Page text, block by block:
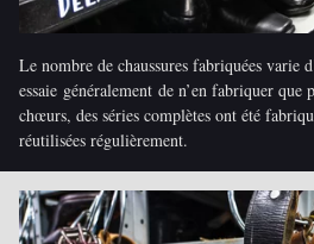
Le nombre de chaussures fabriquées varie
essaie généralement de n’en fabriquer que
chœurs, des séries complètes ont été
réutilisées régulièrement.